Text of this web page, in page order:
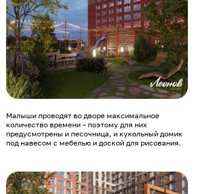
Малыши проводят во дворе максимальное
количество времени – поэтому для них
предусмотрены и песочница, и кукольный домик
под навесом с мебелью и доской для рисования.